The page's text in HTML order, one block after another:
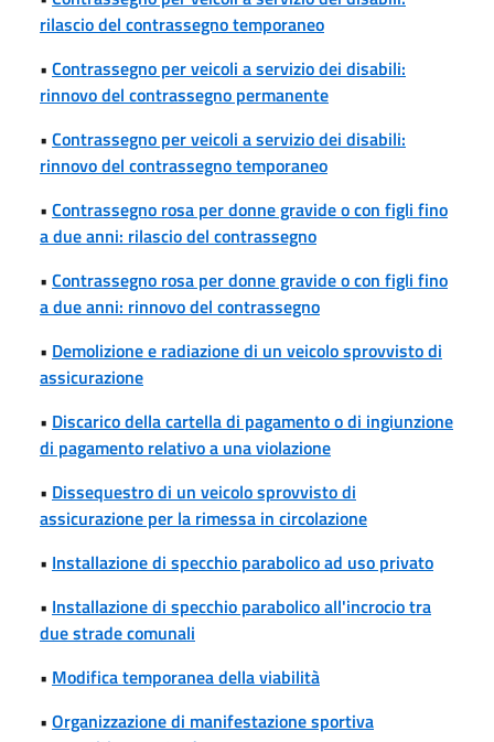
rilascio del contrassegno temporaneo
• Contrassegno per veicoli a servizio dei disabili:
rinnovo del contrassegno permanente
• Contrassegno per veicoli a servizio dei disabili:
rinnovo del contrassegno temporaneo
• Contrassegno rosa per donne gravide o con figli fino
a due anni: rilascio del contrassegno
• Contrassegno rosa per donne gravide o con figli fino
a due anni: rinnovo del contrassegno
• Demolizione e radiazione di un veicolo sprovvisto di
assicurazione
• Discarico della cartella di pagamento o di ingiunzione
di pagamento relativo a una violazione
• Dissequestro di un veicolo sprovvisto di
assicurazione per la rimessa in circolazione
• Installazione di specchio parabolico ad uso privato
• Installazione di specchio parabolico all'incrocio tra
due strade comunali
• Modifica temporanea della viabilità
• Organizzazione di manifestazione sportiva